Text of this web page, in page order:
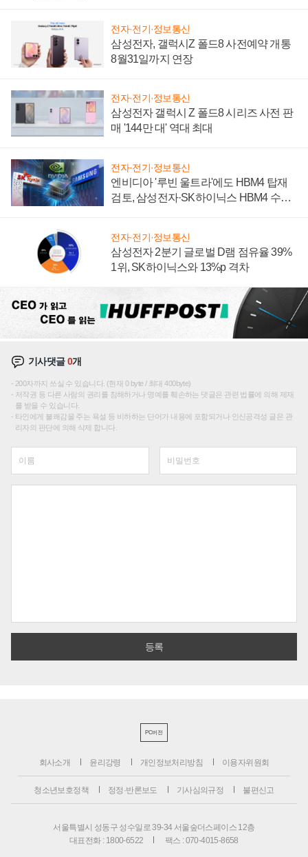
전자·전기·정보통신
삼성전자, 갤럭시Z 폴드8 사전예약 개통
8월31일까지 연장
전자·전기·정보통신
삼성전자 갤럭시 Z 폴드8 시리즈 사전 판
매 '144만 대' 역대 최대
전자·전기·정보통신
엔비디아 '루빈 울트라'에도 HBM4 탑재
검토, 삼성전자·SK하이닉스 HBM4 수율
전자·전기·정보통신
삼성전자 2분기 글로벌 D램 점유율 39%
1위, SK하이닉스와 13%p 격차
기사댓글0개
200자까지 쓰실 수 있습니다. (현재 0 byte / 최대 400byte)
저작권 등 다른 사람의 권리를 침해하거나 명예를 훼손하는 댓글은 관련 법률에 의해 제재
를 받을 수 있습니다.
타인에게 불쾌감을 주는 욕설 등 비하하는 단어가 내용에 포함되거나 인신공격성 글은 관
리자의 판단에 의해 삭제 합니다.
PC버전
회사소개 윤리강령 개인정보처리방침 이용자위원회
청소년보호정책 정정·반론보도 기사심의규정 불편신고
서울특별시 성동구 성수일로 39-34 서울숲더스페이스 12층
대표전화 : 1800-6522
팩스 : 070-4015-8658